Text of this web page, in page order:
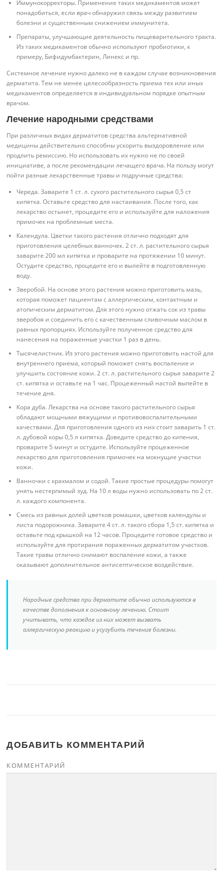
Иммунокорректоры. Применение таких медикаментов может
понадобиться, если врач обнаружил связь между развитием
болезни и существенным снижением иммунитета.
Препараты, улучшающие деятельность пищеварительного тракта.
Из таких медикаментов обычно используют пробиотики, к
примеру, Бифидумбактерин, Линекс и пр.
Системное лечение нужно далеко не в каждом случае возникновения
дерматита. Тем не менее целесообразность приема тех или иных
медикаментов определяется в индивидуальном порядке опытным
врачом.
Лечение народными средствами
При различных видах дерматитов средства альтернативной
медицины действительно способны ускорить выздоровление или
продлить ремиссию. Но использовать их нужно не по своей
инициативе, а после рекомендации лечащего врача. На пользу могут
пойти разные лекарственные травы и подручные средства:
Череда. Заварите 1 ст. л. сухого растительного сырья 0,5 ст
кипятка. Оставьте средство для настаивания. После того, как
лекарство остынет, процедите его и используйте для наложения
примочек на проблемные места.
Календула. Цветки такого растения отлично подходят для
приготовления целебных ванночек. 2 ст. л. растительного сырья
заварите 200 мл кипятка и проварите на протяжении 10 минут.
Остудите средство, процедите его и вылейте в подготовленную
воду.
Зверобой. На основе этого растения можно приготовить мазь,
которая поможет пациентам с аллергическим, контактным и
атопическим дерматитом. Для этого нужно отжать сок из травы
зверобоя и соединить его с качественным сливочным маслом в
равных пропорциях. Используйте полученное средство для
нанесения на пораженные участки 1 раз в день.
Тысячелистник. Из этого растения можно приготовить настой для
внутреннего приема, который поможет снять воспаление и
улучшить состояние кожи. 2 ст. л. растительного сырья заварите 2
ст. кипятка и оставьте на 1 час. Процеженный настой выпейте в
течение дня.
Кора дуба. Лекарства на основе такого растительного сырья
обладают мощными вяжущими и противовоспалительными
качествами. Для приготовления одного из них стоит заварить 1 ст.
л. дубовой коры 0,5 л кипятка. Доведите средство до кипения,
проварите 5 минут и остудите. Используйте процеженное
лекарство для приготовления примочек на мокнущие участки
кожи.
Ванночки с крахмалом и содой. Такие простые процедуры помогут
унять нестерпимый зуд. На 10 л воды нужно использовать по 2 ст.
л. каждого компонента.
Смесь из равных долей цветков ромашки, цветков календулы и
листа подорожника. Заварите 4 ст. л. такого сбора 1,5 ст. кипятка и
оставьте под крышкой на 12 часов. Процедите готовое средство и
используйте для протирания пораженных дерматитом участков.
Такие травы отлично снимают воспаление кожи, а также
оказывают дополнительное антисептическое воздействие.
Народные средства при дерматите обычно используются в
качестве дополнения к основному лечению. Стоит
учитывать, что каждое из них может вызвать
аллергическую реакцию и усугубить течение болезни.
ДОБАВИТЬ КОММЕНТАРИЙ
КОММЕНТАРИЙ